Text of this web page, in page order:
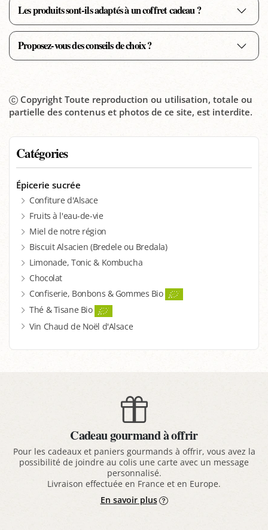
Catégories
Épicerie sucrée
Confiture d'Alsace
Fruits à l'eau-de-vie
Miel de notre région
Biscuit Alsacien (Bredele ou Bredala)
Limonade, Tonic & Kombucha
Chocolat
Confiserie, Bonbons & Gommes Bio
Thé & Tisane Bio
Vin Chaud de Noël d'Alsace
Les produits sont-ils adaptés à un coffret cadeau ?
Proposez-vous des conseils de choix ?
Copyright Toute reproduction ou utilisation, totale ou
partielle des contenus et photos de ce site, est interdite.
Cadeau gourmand à offrir
Pour les cadeaux et paniers gourmands à offrir, vous avez la
possibilité de joindre au colis une carte avec un message
personnalisé.
Livraison effectuée en France et en Europe.
En savoir plus